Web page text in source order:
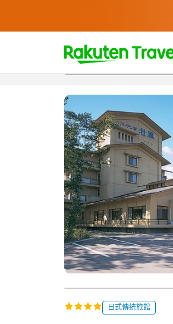
t
p
a
g
e
_
s
e
a
r
c
h
概覽房間及住宿方案 評價設施
日式傳統旅館